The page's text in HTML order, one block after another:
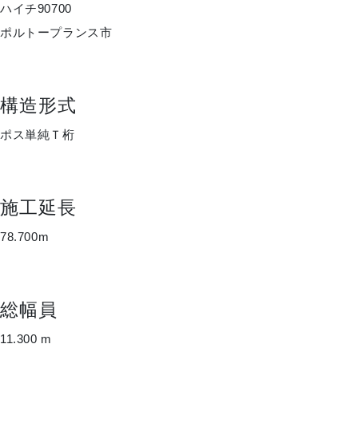
ハイチ90700
ポルトープランス市
構造形式
ポス単純Ｔ桁
施工延長
78.700m
総幅員
11.300 m